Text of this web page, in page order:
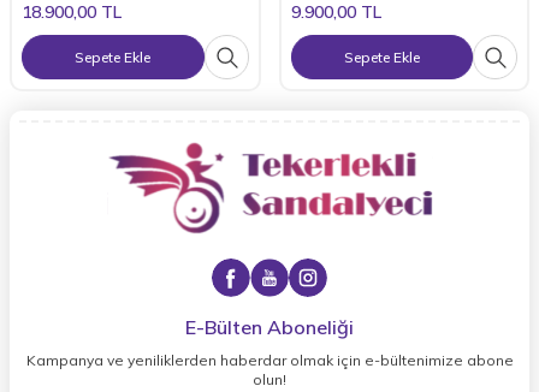
18.900,00 TL
Sepete Ekle
9.900,00TL
Sepete Ekle
E-Bülten Aboneliği
Kampanya ve yeniliklerden haberdar olmak için e-bültenimize abone
olun!